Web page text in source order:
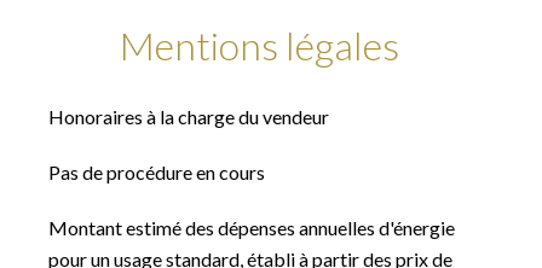
Mentions légales
Honoraires à la charge du vendeur
Pas de procédure en cours
Montant estimé des dépenses annuelles d'énergie
pour un usage standard, établi à partir des prix de